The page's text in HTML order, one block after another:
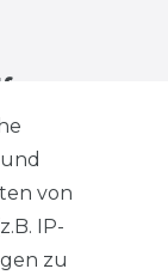
von
IP-
zu